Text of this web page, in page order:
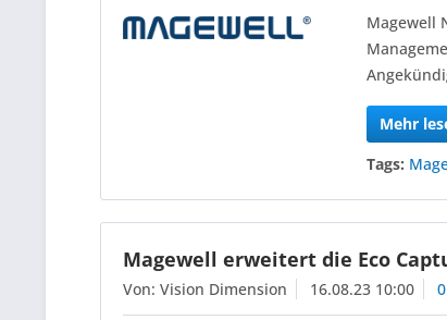
Magewell
Mehr
Tags:
Magewell erweitert die Eco
Von: Vision Dimension 16.08.23 10:00